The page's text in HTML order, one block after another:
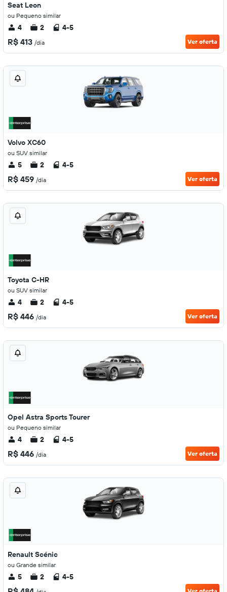
Seat Leon
ou Pequeno similar
4 2 4-5
R$ 413 /dia Ver oferta
Volvo XC60
ou SUV similar
5 2 4-5
R$ 459 /dia Ver oferta
Toyota C-HR
ou SUV similar
4 2 4-5
R$ 446 /dia Ver oferta
Opel Astra Sports Tourer
ou Pequeno similar
4 2 4-5
R$ 446 /dia Ver oferta
Renault Scénic
ou Grande similar
5 2 4-5